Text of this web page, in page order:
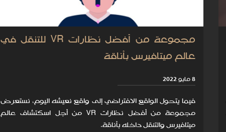
مجموعة من أفضل نظارات VR للتنقل في
عالم ميتافيرس بأناقة
8 مايو 2022
فيما يتحول الواقع الافتراضي إلى واقع نعيشه اليوم، نستعرض
مجموعة من أفضل نظارات VR من أجل اسكتشاف عالم
ميتافيرس والتنقل داخله بأناقة.